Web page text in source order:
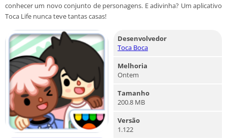
conhecer um novo conjunto de personagens. E adivinha? Um aplicativo
Toca Life nunca teve tantas casas!
Desenvolvedor
Toca Boca
Melhoria
Ontem
Tamanho
200.8 MB
Versão
1.122